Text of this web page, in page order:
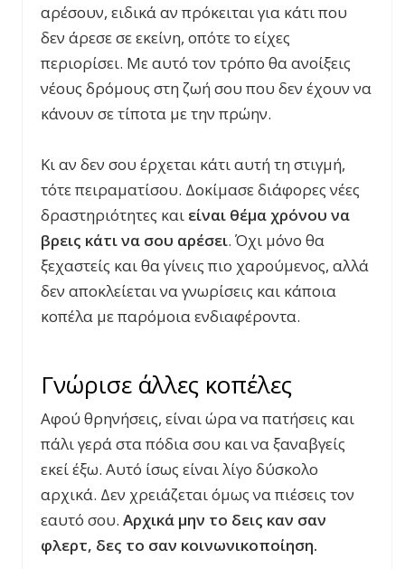
αρέσουν, ειδικά αν πρόκειται για κάτι που
δεν άρεσε σε εκείνη, οπότε το είχες
περιορίσει. Με αυτό τον τρόπο θα ανοίξεις
νέους δρόμους στη ζωή σου που δεν έχουν να
κάνουν σε τίποτα με την πρώην.
Κι αν δεν σου έρχεται κάτι αυτή τη στιγμή,
τότε πειραματίσου. Δοκίμασε διάφορες νέες
δραστηριότητες και είναι θέμα χρόνου να
βρεις κάτι να σου αρέσει. Όχι μόνο θα
ξεχαστείς και θα γίνεις πιο χαρούμενος, αλλά
δεν αποκλείεται να γνωρίσεις και κάποια
κοπέλα με παρόμοια ενδιαφέροντα.
Γνώρισε άλλες κοπέλες
Αφού θρηνήσεις, είναι ώρα να πατήσεις και
πάλι γερά στα πόδια σου και να ξαναβγείς
εκεί έξω. Αυτό ίσως είναι λίγο δύσκολο
αρχικά. Δεν χρειάζεται όμως να πιέσεις τον
εαυτό σου. Αρχικά μην το δεις καν σαν
φλερτ, δες το σαν κοινωνικοποίηση.